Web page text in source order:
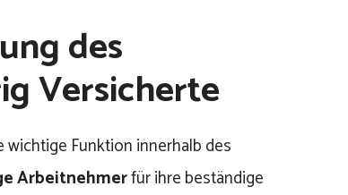
des
Versicherte
Funktion innerhalb des
Arbeitnehmerfür ihre beständige